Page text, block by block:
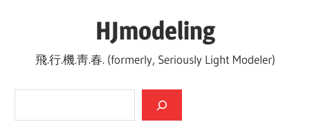
HJmodeling
飛.行.機.靑.春. (formerly, Seriously Light Modeler)
검색